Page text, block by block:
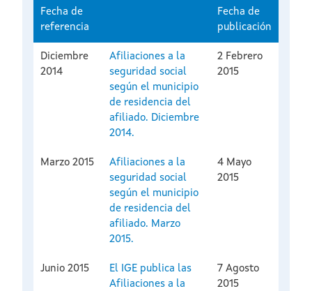
Fecha de
referencia
Fecha de
publicación
Diciembre
2014
Afiliaciones a la
seguridad social
según el municipio
de residencia del
afiliado. Diciembre
2014.
2 Febrero
2015
Marzo 2015
Afiliaciones a la
seguridad social
según el municipio
de residencia del
afiliado. Marzo
2015.
4 Mayo
2015
Junio 2015
El IGE publica las
Afiliaciones a la
7 Agosto
2015